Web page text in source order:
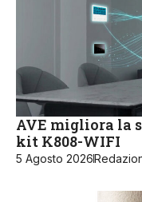
AVE migliora la
kit K808-WIFI
5 Agosto 2026